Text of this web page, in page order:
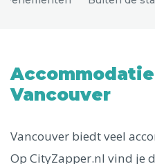
Uitgelichte bestemmingen
Vancouver
Vancouver biedt veel
Op CityZapper.nl vind je